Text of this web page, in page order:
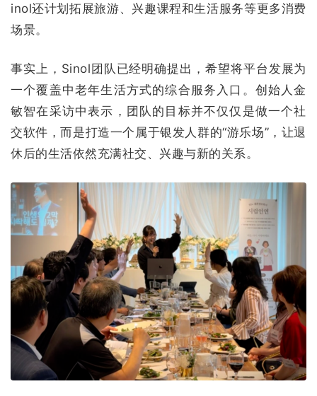
inol还计划拓展旅游、兴趣课程和生活服务等更多消费
场景。
事实上，Sinol团队已经明确提出，希望将平台发展为
一个覆盖中老年生活方式的综合服务入口。创始人金
敏智在采访中表示，团队的目标并不仅仅是做一个社
交软件，而是打造一个属于银发人群的“游乐场”，让退
休后的生活依然充满社交、兴趣与新的关系。